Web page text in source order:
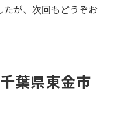
が、次回もどうぞお
葉県東金市